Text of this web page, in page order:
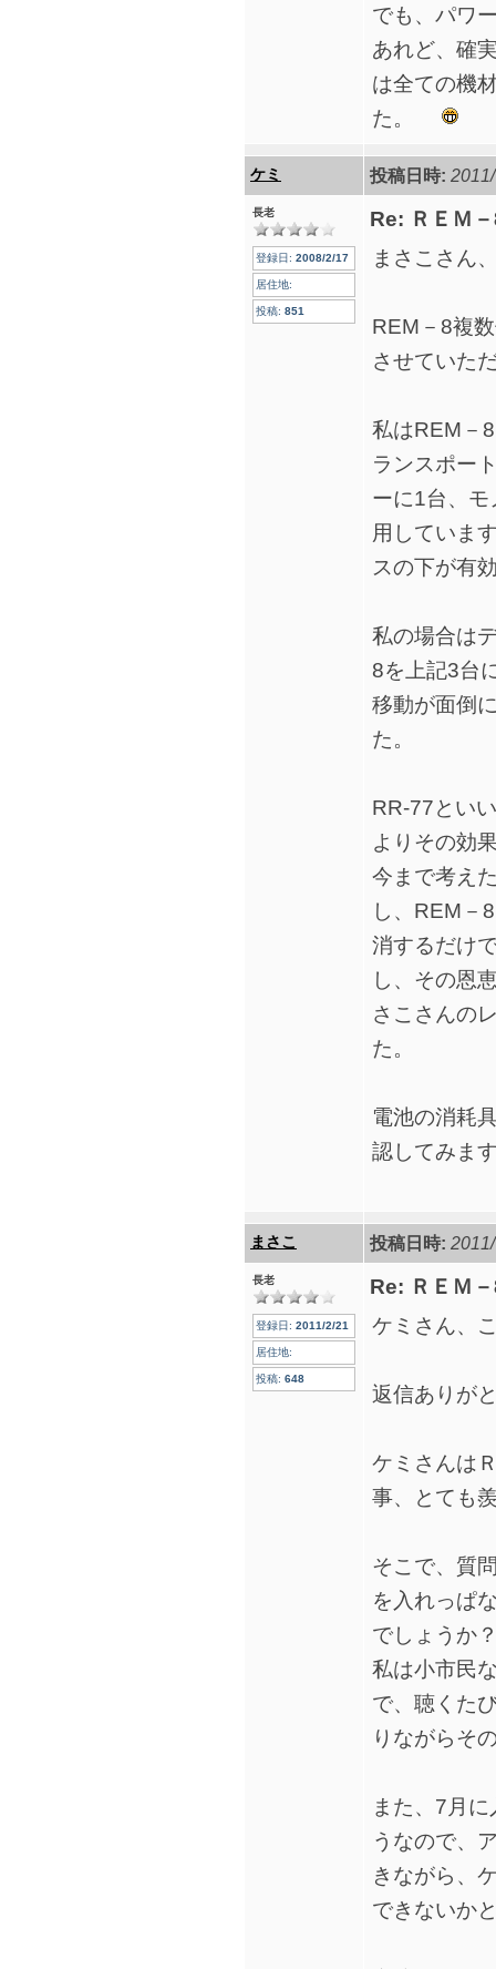
でも、パワ
あれど、確
は全ての機
た。
ケミ 投稿日時:
長老
登録日: 2008/2/17
居住地:
投稿: 851
Re: ＲＥＭ
まさこさん
REM－8複
させていた
私はREM－
ランスポー
ーに1台、
用していま
スの下が有
私の場合は
8を上記3台
移動が面倒
た。
RR-77とい
よりその効
今まで考え
し、REM－
消するだけ
し、その恩
さこさんの
た。
電池の消耗
認してみま
まさこ 投稿日時:
長老
登録日: 2011/2/21
居住地:
投稿: 648
Re: ＲＥＭ
ケミさん、
返信ありが
ケミさんは
事、とても
そこで、質
を入れっぱ
でしょうか
私は小市民
で、聴くた
りながらそ
また、7月
うなので、
きながら、
できないか